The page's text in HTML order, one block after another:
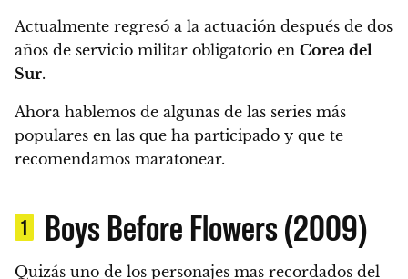
Actualmente regresó a la actuación después de dos
años de servicio militar obligatorio en Corea del
Sur.
Ahora hablemos de algunas de las series más
populares en las que ha participado y que te
recomendamos maratonear.
1 Boys Before Flowers (2009)
Quizás uno de los personajes mas recordados del